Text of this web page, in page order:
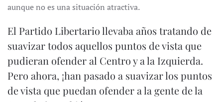
aunque no es una situación atractiva.
El Partido Libertario llevaba años tratando de
suavizar todos aquellos puntos de vista que
pudieran ofender al Centro y a la Izquierda.
Pero ahora, ¡han pasado a suavizar los puntos
de vista que puedan ofender a la gente de la